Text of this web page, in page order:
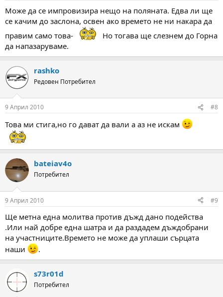
Може да се импровизира нещо на поляната. Едва ли ще
се качим до заслона, освен ако времето не ни накара да
правим само това-
Но тогава ще слезнем до Горна
да напазаруваме.
rashko
Редовен Потребител
9 Април 2010 #8
Това ми стига,но го дават да вали а аз не искам
bateiav4o
Потребител
9 Април 2010 #9
Ще метна една молитва против дъжд дано подейства
.Или най добре една шатра и да раздадем дъждобрани
на участниците.Времето не може да уплаши сърцата
наши
.
s73r01d
Потребител